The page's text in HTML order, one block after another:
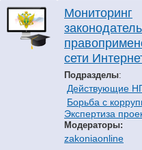
Мониторинг
сети
Подразделы:
Действующие
Борьба с
Экспертиза
Модераторы:
zakoniaonline